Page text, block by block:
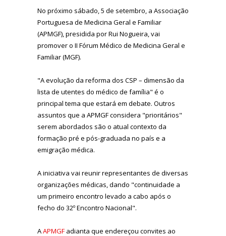
No próximo sábado, 5 de setembro, a Associação
Portuguesa de Medicina Geral e Familiar
(APMGF), presidida por Rui Nogueira, vai
promover o II Fórum Médico de Medicina Geral e
Familiar (MGF).
"A evolução da reforma dos CSP – dimensão da
lista de utentes do médico de família" é o
principal tema que estará em debate. Outros
assuntos que a APMGF considera "prioritários"
serem abordados são o atual contexto da
formação pré e pós-graduada no país e a
emigração médica.
A iniciativa vai reunir representantes de diversas
organizações médicas, dando "continuidade a
um primeiro encontro levado a cabo após o
fecho do 32º Encontro Nacional".
AAPMGF adianta que endereçou convites ao